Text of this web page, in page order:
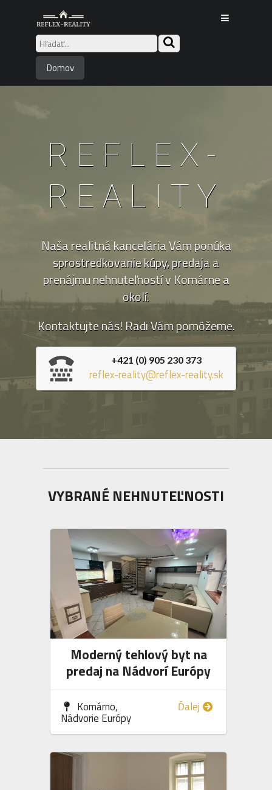
Domov
REFLEX-
REALITY
Naša realitná kancelária Vám ponúka
sprostredkovanie kúpy, predaja a
prenájmu nehnuteľností v Komárne a
okolí.
Kontaktujte nás! Radi Vám pomôžeme.
+421 (0) 905 230 373
reflex-reality@reflex-reality.sk
VYBRANÉ NEHNUTEĽNOSTI
Moderný tehlový byt na
predaj na Nádvorí Európy
Ďalej
Komárno,
Nádvorie Európy